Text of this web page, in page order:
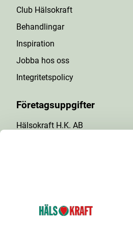
Club Hälsokraft
Behandlingar
Inspiration
Jobba hos oss
Integritetspolicy
Företagsuppgifter
Hälsokraft H.K. AB